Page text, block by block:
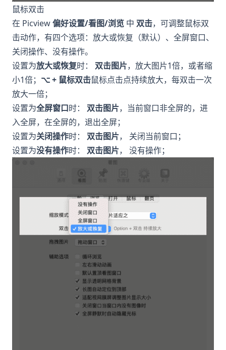
鼠标双击
在 Picview偏好设置/看图/浏览 中 双击，可调整鼠标双
击动作，有四个选项：放大或恢复（默认）、全屏窗口、
关闭操作、没有操作。
设置为放大或恢复时： 双击图片，放大图片1倍，或者缩
小1倍； ⌥ + 鼠标双击鼠标点击点持续放大，每双击一次
放大一倍；
设置为全屏窗口时： 双击图片，当前窗口非全屏的，进
入全屏，在全屏的，退出全屏；
设置为关闭操作时： 双击图片， 关闭当前窗口；
设置为没有操作时： 双击图片， 没有操作；